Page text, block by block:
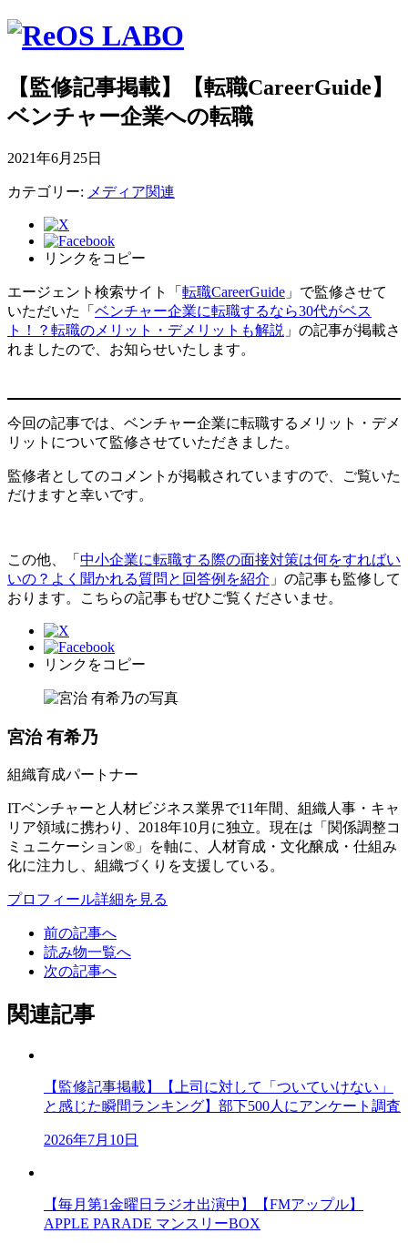
【監修記事掲載】【転職CareerGuide】
ベンチャー企業への転職
2021年6月25日
カテゴリー: メディア関連
リンクをコピー
エージェント検索サイト 「 転職CareerGuide 」 で監修させて
いただいた
「 ベンチャー企業に転職するなら30代がベス
ト！？転職のメリット・デメリットも解説 」 の記事が掲載さ
れましたので、お知らせいたします。
今回の記事では、ベンチャー企業に転職するメリット・デメ
リットについて監修させていただきました。
監修者としてのコメントが掲載されていますので、ご覧いた
だけますと幸いです。
この他、「 中小企業に転職する際の面接対策は何をすればい
いの？よく聞かれる質問と回答例を紹介 」の記事も監修して
おります。こちらの記事もぜひご覧くださいませ。
リンクをコピー
宮治 有希乃
組織育成パートナー
ITベンチャーと人材ビジネス業界で11年間、組織人事・キャ
リア領域に携わり、2018年10月に独立。現在は「関係調整コ
ミュニケーション®」を軸に、人材育成・文化醸成・仕組み
化に注力し、組織づくりを支援している。
プロフィール詳細を見る
前の記事へ
読み物一覧へ
次の記事へ
関連記事
【監修記事掲載】【上司に対して「ついていけない」
と感じた瞬間ランキング】部下500人にアンケート調査
2026年7月10日
【毎月第1金曜日ラジオ出演中】【FMアップル】
APPLE PARADE マンスリーBOX